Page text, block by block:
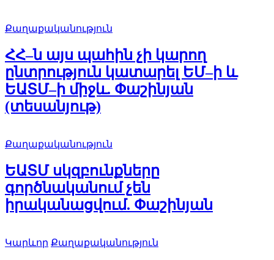
Քաղաքականություն
ՀՀ–ն այս պահին չի կարող
ընտրություն կատարել ԵՄ–ի և
ԵԱՏՄ–ի միջև. Փաշինյան
(տեսանյութ)
Քաղաքականություն
ԵԱՏՄ սկզբունքները
գործնականում չեն
իրականացվում. Փաշինյան
Կարևոր Քաղաքականություն